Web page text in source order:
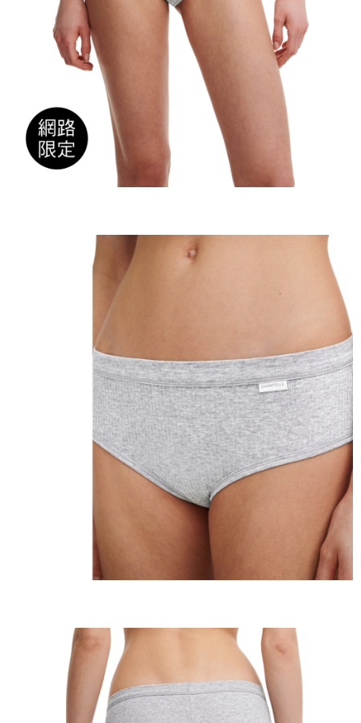
４．使用「AFTEE先享後付」時，將依據個別帳號之用戶狀況，依本公司即
時審查核予不同之上限額度；若仍有額度不足之情形，本公司將視審查結果
請求用戶進行身份認證。
５．嚴禁一人註冊多個帳號或使用他人資訊註冊。若發現惡意使用之情形，
恩沛科技股份有限公司將有權停止該用戶之使用額度並採取法律行動。